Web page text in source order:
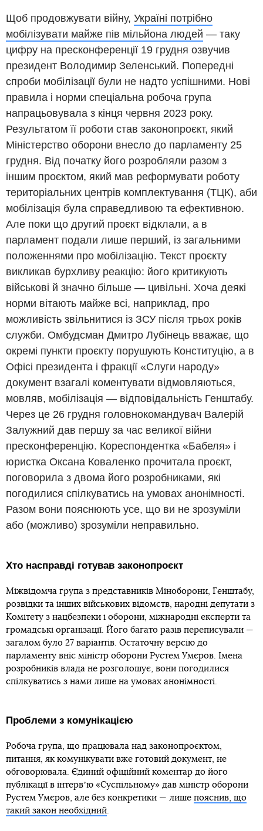
Щоб продовжувати війну, Україні потрібно
мобілізувати майже пів мільйона людей — таку
цифру на пресконференції 19 грудня озвучив
президент Володимир Зеленський. Попередні
спроби мобілізації були не надто успішними. Нові
правила і норми спеціальна робоча група
напрацьовувала з кінця червня 2023 року.
Результатом її роботи став законопроєкт, який
Міністерство оборони внесло до парламенту 25
грудня. Від початку його розробляли разом з
іншим проєктом, який мав реформувати роботу
територіальних центрів комплектування (ТЦК), аби
мобілізація була справедливою та ефективною.
Але поки що другий проєкт відклали, а в
парламент подали лише перший, із загальними
положеннями про мобілізацію. Текст проєкту
викликав бурхливу реакцію: його критикують
військові й значно більше — цивільні. Хоча деякі
норми вітають майже всі, наприклад, про
можливість звільнитися із ЗСУ після трьох років
служби. Омбудсман Дмитро Лубінець вважає, що
окремі пункти проєкту порушують Конституцію, а в
Офісі президента і фракції «Слуги народу»
документ взагалі коментувати відмовляються,
мовляв, мобілізація — відповідальність Генштабу.
Через це 26 грудня головнокомандувач Валерій
Залужний дав першу за час великої війни
пресконференцію. Кореспондентка «Бабеля» і
юристка Оксана Коваленко прочитала проєкт,
поговорила з двома його розробниками, які
погодилися спілкуватись на умовах анонімності.
Разом вони пояснюють усе, що ви не зрозуміли
або (можливо) зрозуміли неправильно.
Хто насправді готував законопроєкт
Міжвідомча група з представників Міноборони, Генштабу,
розвідки та інших військових відомств, народні депутати з
Комітету з нацбезпеки і оборони, міжнародні експерти та
громадські організації. Його багато разів переписували —
загалом було 27 варіантів. Остаточну версію до
парламенту вніс міністр оборони Рустем Умєров. Імена
розробників влада не розголошує, вони погодилися
спілкуватись з нами лише на умовах анонімності.
Проблеми з комунікацією
Робоча група, що працювала над законопроєктом,
питання, як комунікувати вже готовий документ, не
обговорювала. Єдиний офіційний коментар до його
публікації в інтервʼю «Суспільному» дав міністр оборони
Рустем Умєров, але без конкретики — лише пояснив, що
такий закон необхідний